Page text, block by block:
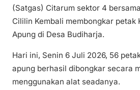
(Satgas) Citarum sektor 4
Cililin Kembali membongkar petak
Apung di Desa Budiharja.
Hari ini, Senin 6 Juli 2026, 56
apung berhasil dibongkar secara
menggunakan alat seadanya.